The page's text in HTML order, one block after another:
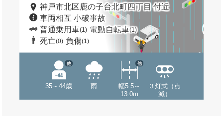
神戸市北区鹿の子台北町四丁目 付近
車両相互 小破事故
普通乗用車(1) 電動自転車(1)
死亡(0) 負傷(1)
35～44歳
他
雨
幅5.5～
13.0m
他
３灯式（点
滅）